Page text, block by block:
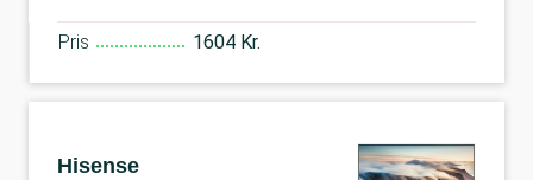
Pris 1604 Kr.
Hisense